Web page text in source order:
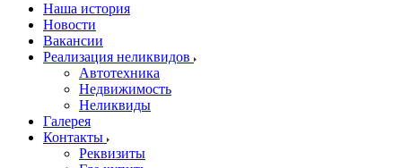
Наша история
Новости
Вакансии
Реализация неликвидов
Автотехника
Недвижимость
Неликвиды
Галерея
Контакты
Реквизиты